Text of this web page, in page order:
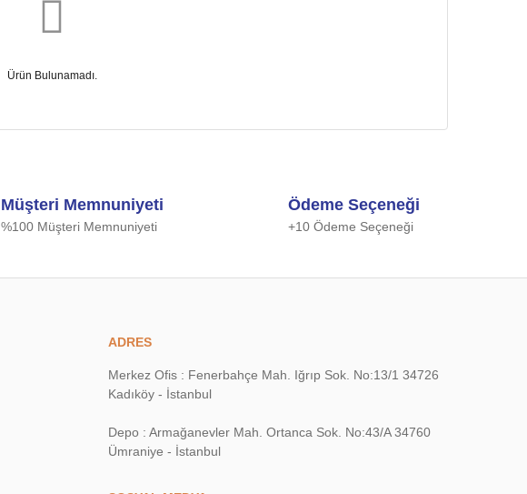
Ürün Bulunamadı.
Müşteri Memnuniyeti
%100 Müşteri Memnuniyeti
Ödeme Seçeneği
+10 Ödeme Seçeneği
ADRES
Merkez Ofis : Fenerbahçe Mah. Iğrıp Sok. No:13/1 34726
Kadıköy - İstanbul
Depo : Armağanevler Mah. Ortanca Sok. No:43/A 34760
Ümraniye - İstanbul